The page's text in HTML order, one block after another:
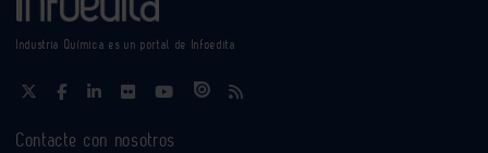
Industria Química es un portal de Infoedita
Contacte con nosotros